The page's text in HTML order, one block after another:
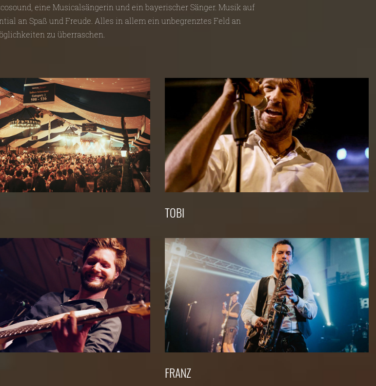
eine Musicalsängerin und ein bayerischer Sänger. Musik auf
an Spaß und Freude. Alles in allem ein unbegrenztes Feld an
zu überraschen.
TOBI
FRANZ